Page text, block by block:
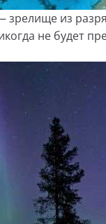
зрелище из
не будет